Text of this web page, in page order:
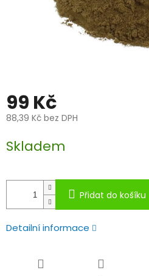
99 Kč
88,39 Kč bez DPH
cena:
Skladem
Přidat do košíku
Detailní informace